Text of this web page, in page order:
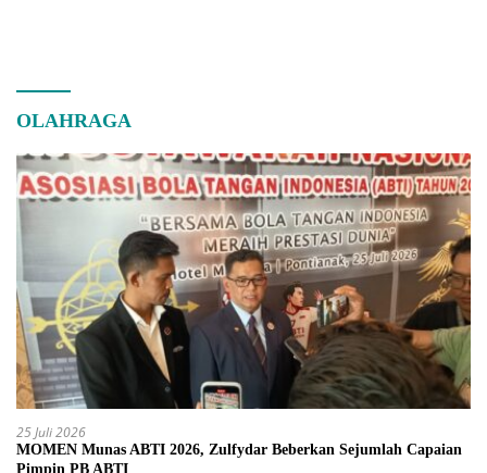
OLAHRAGA
25 Juli 2026
MOMEN Munas ABTI 2026, Zulfydar Beberkan Sejumlah Capaian
Pimpin PB ABTI